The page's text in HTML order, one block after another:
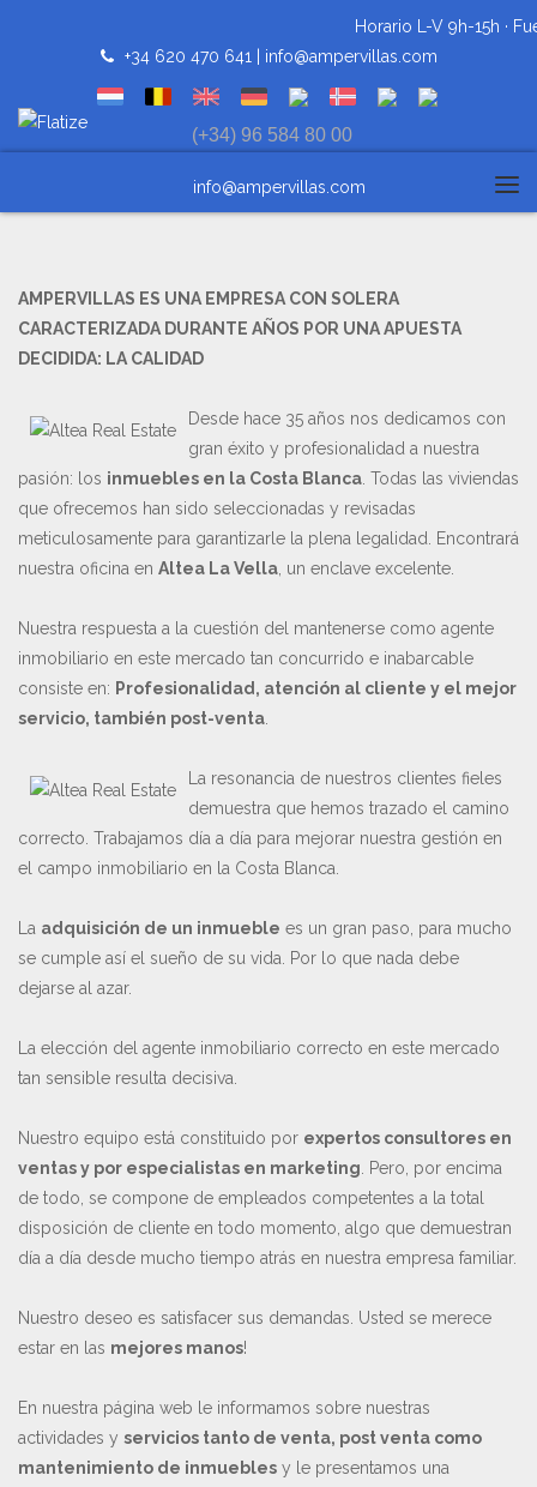
Horario L-V 9h-15h ·
+34 620 470 641 | info@ampervillas.com
(+34) 96 584 80 00
info@ampervillas.com
AMPERVILLAS ES UNA EMPRESA CON SOLERA
CARACTERIZADA DURANTE AÑOS POR UNA APUESTA
DECIDIDA: LA CALIDAD
Desde hace 35 años nos dedicamos con
gran éxito y profesionalidad a nuestra
pasión: los inmuebles en la Costa Blanca . Todas las viviendas
que ofrecemos han sido seleccionadas y revisadas
meticulosamente para garantizarle la plena legalidad. Encontrará
nuestra oficina en Altea La Vella , un enclave excelente.
Nuestra respuesta a la cuestión del mantenerse como agente
inmobiliario en este mercado tan concurrido e inabarcable
consiste en: Profesionalidad, atención al cliente y el mejor
servicio, también post-venta
La resonancia de nuestros clientes fieles
demuestra que hemos trazado el camino
correcto. Trabajamos día a día para mejorar nuestra gestión en
el campo inmobiliario en la Costa Blanca.
La adquisición de un inmueble es un gran paso, para mucho
se cumple así el sueño de su vida. Por lo que nada debe
dejarse al azar.
La elección del agente inmobiliario correcto en este mercado
tan sensible resulta decisiva.
Nuestro equipo está constituido por expertos consultores en
ventas y por especialistas en marketing . Pero, por encima
de todo, se compone de empleados competentes a la total
disposición de cliente en todo momento, algo que demuestran
día a día desde mucho tiempo atrás en nuestra empresa familiar.
Nuestro deseo es satisfacer sus demandas. Usted se merece
estar en las mejores manos!
En nuestra página web le informamos sobre nuestras
actividades y servicios tanto de venta, post venta como
mantenimiento de inmuebles y le presentamos una